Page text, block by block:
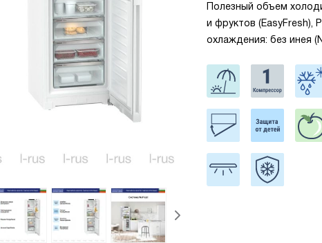
Полезный объем
и фруктов (EasyFresh),
охлаждения: без инея